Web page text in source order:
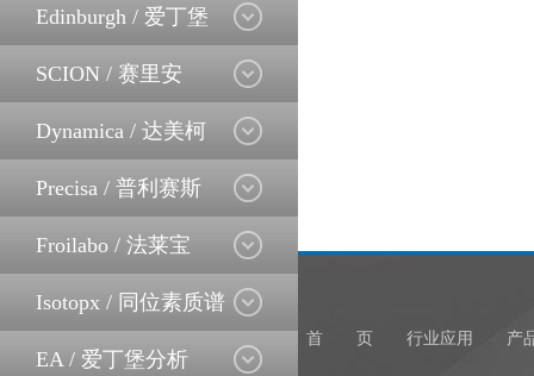
Edinburgh / 爱丁堡
SCION / 赛里安
Dynamica / 达美柯
Precisa / 普利赛斯
Froilabo / 法莱宝
Isotopx / 同位素质谱
EA / 爱丁堡分析
首 页 行业应用 产